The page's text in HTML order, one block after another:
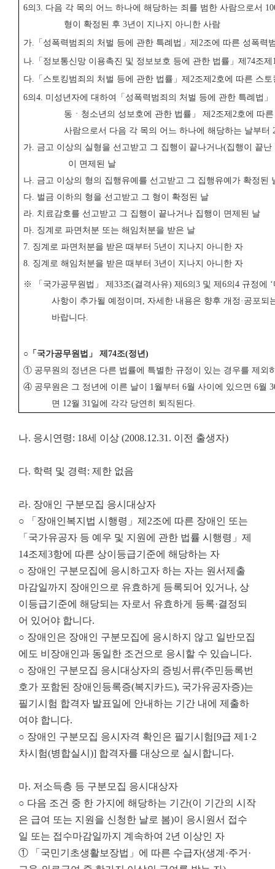
6의 3. 다음 각 목의 어느 하나에 해당하는 죄를 범한 사람으로서
형이 확정된 후3년이 지나지 아니한 사람
가. 「 성폭력범죄의 처벌 등에 관한 특례법 」 제 2조에 따른 성폭력
나. 「 정보통신망 이용촉진 및 정보보호 등에 관한 법률 」 제 74조제
다. 「 스토킹범죄의 처벌 등에 관한 법률 」 제 2조제 2호에 따른 스토
6의 4. 미성년자에 대하여 「 성폭력범죄의 처벌 등에 관한 특례법 」
동ㆍ청소년의 성보호에 관한 법률 」제 2조제 2호에 따
사람으로서 다음 각 목의 어느 하나에 해당하는 날부터
가. 금고 이상의 실형을 선고받고 그 집행이 끝나거나(집행이 끝
이 면제된 날
나. 금고 이상의 형의 집행유예를 선고받고 그 집행유예가 확정된
다. 벌금 이하의 형을 선고받고 그 형이 확정된 날
라. 치료감호를 선고받고 그 집행이 끝나거나 집행이 면제된 날
마. 징계로 파면처분 또는 해임처분을 받은 날
7. 징계로 파면처분을 받은 때부터 5년이 지나지 아니한 자
8. 징계로 해임처분을 받은 때부터 3년이 지나지 아니한 자
※ 「 국가공무원법 」 제33조(결격사유) 제6의3 및 제6의4 규정에 ‘
사항이 추가될 예정이며
자세한 내용은 향후 개정 · 공포되
바랍니다.
○「 국가공무원법 」 제 74조(정년 )
① 공무원의 정년은 다른 법률에 특별한 규정이 있는 경우를 제외
④ 공무원은 그 정년에 이른 날이 1 월부터 6월 사이에 있으면 6월
면 12월31 일에 각각 당연히 퇴직된다
나. 응시연령: 18세 이상 (2008.12.31. 이전 출생자)
다. 학력 및 경력: 제한 없음
라. 장애인 구분모집 응시대상자
○ 「장애인복지법 시행령」제2조에 따른 장애인 또는
「국가유공자 등 예우 및 지원에 관한 법률 시행령」제
14조제3항에 따른 상이등급기준에 해당하는 자
○ 장애인 구분모집에 응시하고자 하는 자는 원서제출
마감일까지 장애인으로 유효하게 등록되어 있거나, 상
이등급기준에 해당되는 자로서 유효하게 등록·결정되
어 있어야 합니다.
○ 장애인은 장애인 구분모집에 응시하지 않고 일반모집
에도 비장애인과 동일한 조건으로 응시할 수 있습니다.
○ 장애인 구분모집 응시대상자의 증빙서류(주민등록번
호가 포함된 장애인등록증(복지카드), 국가유공자증)는
필기시험 합격자 발표일에 안내하는 기간 내에 제출하
여야 합니다.
○ 장애인 구분모집 응시자격 확인은 필기시험[9급 제1·2
차시험(병합실시)] 합격자를 대상으로 실시합니다.
마. 저소득층 등 구분모집 응시대상자
○ 다음 조건 중 한 가지에 해당하는 기간(이 기간의 시작
은 급여 또는 지원을 신청한 날로 봄)이 응시원서 접수
일 또는 접수마감일까지 계속하여 2년 이상인 자
① 「국민기초생활보장법」에 따른 수급자(생계·주거·